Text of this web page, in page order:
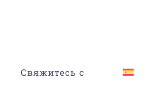
Свяжитесь с